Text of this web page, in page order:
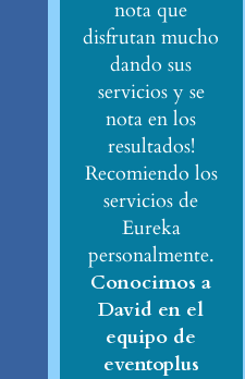
nota que
disfrutan mucho
dando sus
servicios y se
nota en los
resultados!
Recomiendo los
servicios de
Eureka
personalmente.
Conocimos a
David en el
equipo de
eventoplus